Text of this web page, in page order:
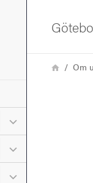
Undermeny för
Undermeny för
Undermeny för
LänkstigHemOm